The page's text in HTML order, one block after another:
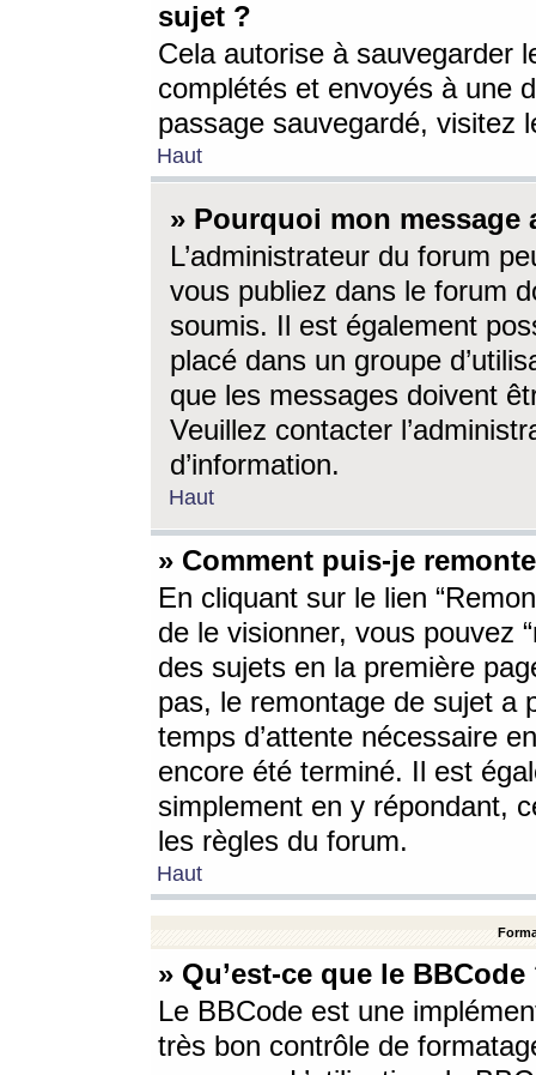
sujet ?
Cela autorise à sauvegarder
complétés et envoyés à une
passage sauvegardé, visitez
Haut
» Pourquoi mon message
L’administrateur du forum
vous publiez dans le forum
soumis. Il est également
placé dans un groupe
que les messages doivent
Veuillez contacter
d’information.
Haut
» Comment puis-je
En cliquant sur le lien
de le visionner, vous pouvez
des sujets en la première
pas, le remontage de sujet a
temps d’attente nécessaire
encore été terminé. Il est
simplement en y répondant,
les règles du forum.
Haut
» Qu’est-ce que le BBCode
Le BBCode est une
très bon contrôle de